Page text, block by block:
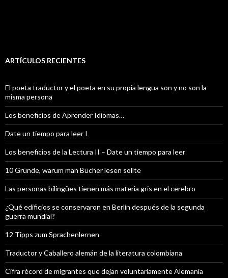
ARTÍCULOS RECIENTES
El poeta traductor y el poeta en su propia lengua son y no son la
misma persona
Los beneficios de Aprender Idiomas…
Date un tiempo para leer I
Los beneficios de la Lectura II – Date un tiempo para leer
10 Gründe, warum man Bücher lesen sollte
Las personas bilingües tienen más materia gris en el cerebro
¿Qué edificios se conservaron en Berlín después de la segunda
guerra mundial?
12 Tipps zum Sprachenlernen
Traductor y Caballero alemán de la literatura colombiana
Cifra récord de migrantes que dejan voluntariamente Alemania